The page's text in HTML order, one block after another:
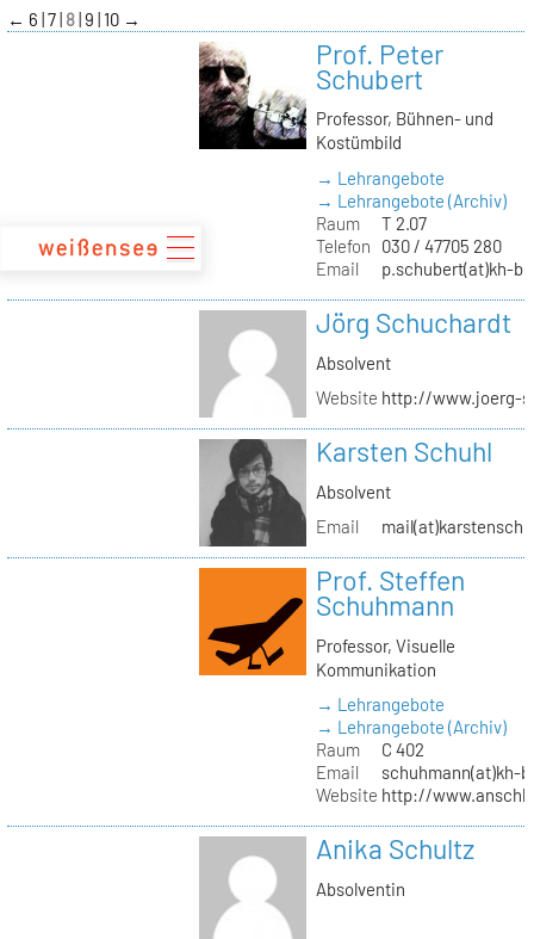
zum
Inhalt
← 6 7 8 9 10 →
Prof. Peter
Schubert
Professor, Bühnen- und
Kostümbild
→ Lehrangebote
→ Lehrangebote (Archiv)
Raum
T 2.07
Telefon
030 / 47705 280
Email
p.schubert(at)kh-
Jörg Schuchardt
Absolvent
Website http://www.joerg-
Karsten Schuhl
Absolvent
Email
Prof. Steffen
Schuhmann
Professor, Visuelle
Kommunikation
→ Lehrangebote
→ Lehrangebote (Archiv)
Raum
C 402
Email
schuhmann(at)kh-
Website http://
Anika Schultz
Absolventin